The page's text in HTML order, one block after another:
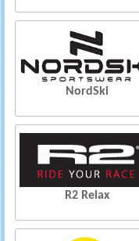
NordSki
R2 Relax